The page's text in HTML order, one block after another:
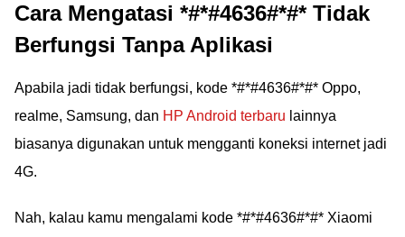
Cara Mengatasi *#*#4636#*#* Tidak
Berfungsi Tanpa Aplikasi
Apabila jadi tidak berfungsi, kode *#*#4636#*#* Oppo,
realme, Samsung, dan HP Android terbaru lainnya
biasanya digunakan untuk mengganti koneksi internet jadi
4G.
Nah, kalau kamu mengalami kode *#*#4636#*#* Xiaomi